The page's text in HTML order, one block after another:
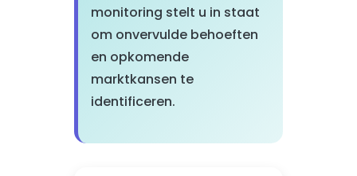
monitoring stelt u in staat
om onvervulde behoeften
en opkomende
marktkansen te
identificeren.